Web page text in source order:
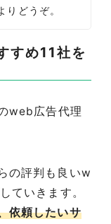
りどうぞ。
すめ11社を
web広告代理
の評判も良いw
ていきます。
依頼したいサ